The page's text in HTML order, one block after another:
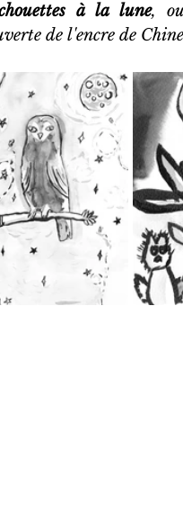
à la lune,
de l'encre de